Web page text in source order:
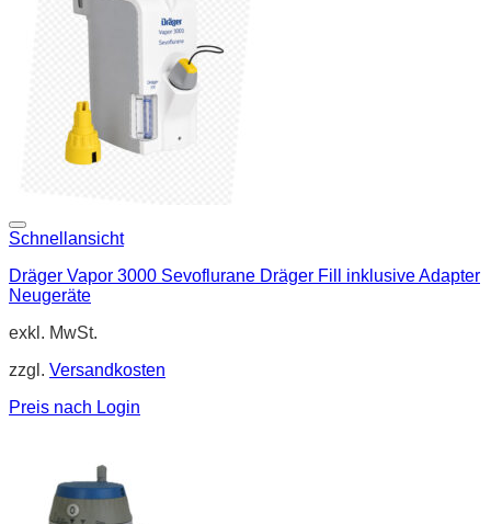
Schnellansicht
Dräger Vapor 3000 Sevoflurane Dräger Fill inklusive Adapter
Neugeräte
exkl. MwSt.
zzgl. Versandkosten
Preis nach Login